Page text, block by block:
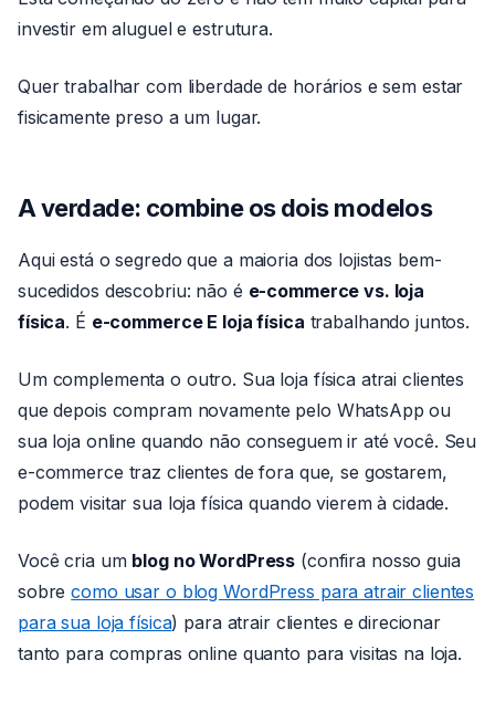
investir em aluguel e estrutura.
Quer trabalhar com liberdade de horários e sem estar
fisicamente preso a um lugar.
A verdade: combine os dois modelos
Aqui está o segredo que a maioria dos lojistas bem-
sucedidos descobriu: não é e-commerce vs. loja
física. É e-commerce E loja física trabalhando juntos.
Um complementa o outro. Sua loja física atrai clientes
que depois compram novamente pelo WhatsApp ou
sua loja online quando não conseguem ir até você. Seu
e-commerce traz clientes de fora que, se gostarem,
podem visitar sua loja física quando vierem à cidade.
Você cria um blog no WordPress (confira nosso guia
sobrecomo usar o blog WordPress para atrair clientes
para sua loja física) para atrair clientes e direcionar
tanto para compras online quanto para visitas na loja.